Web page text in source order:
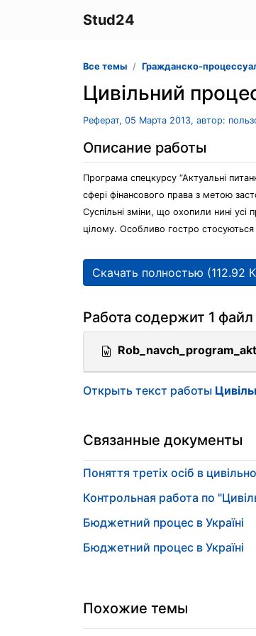
Stud24
Все темы Гражданско-
Цивільний
Реферат, 05 Марта 2013, автор:
Описание работы
Програма спецкурсу “Актуальні
сфері фінансового права з метою
Суспільні зміни, що охопили нині усі
цілому. Особливо гостро стосуються
Скачать полностью (112.92
Работа содержит 1 файл
Открыть текст работы
Связанные документы
Поняття третіх осіб в
Контрольная работа по
Бюджетний процес в Україні
Бюджетний процес в Україні
Похожие темы